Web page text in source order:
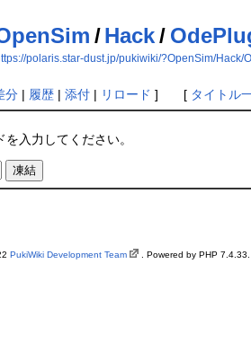
/Hack/
polaris.star-dust.jp/pukiwiki/?OpenSim/Hack/
分| 履歴| 添付| リロード ] [ タイトル
入力してください。
PukiWiki Development Team . Powered by PHP